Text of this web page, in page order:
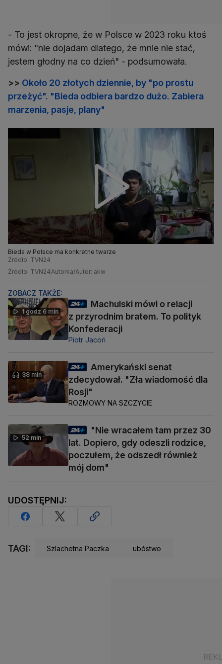
- To jest okropne, że w Polsce w 2023 roku ktoś
mówi: "nie dojadam dlatego, że mnie nie stać,
jestem głodny na co dzień" - podsumowała.
>> Około 20 złotych dziennie, by "po prostu
przeżyć". "Bieda odbiera bardzo dużo. Zabiera
marzenia, pasje, plany"
Bieda w Polsce ma konkretne twarze
Źródło: TVN24
Źródło: TVN24Autorka/Autor: akw
ZOBACZ TAKŻE:
1 godz 6 min
Machulski mówi o relacji
z przyrodnim bratem. To polityk
Konfederacji
Piotr Jacoń
38 min
Amerykański senat
zdecydował. "Zła wiadomość dla
Rosji"
ROZMOWY NA SZCZYCIE
52 min
"Nie wracałem tam przez 30
lat. Dopiero, gdy odeszli rodzice,
poczułem, że odszedł również
mój dom"
UDOSTĘPNIJ:
TAGI: Szlachetna Paczka ubóstwo